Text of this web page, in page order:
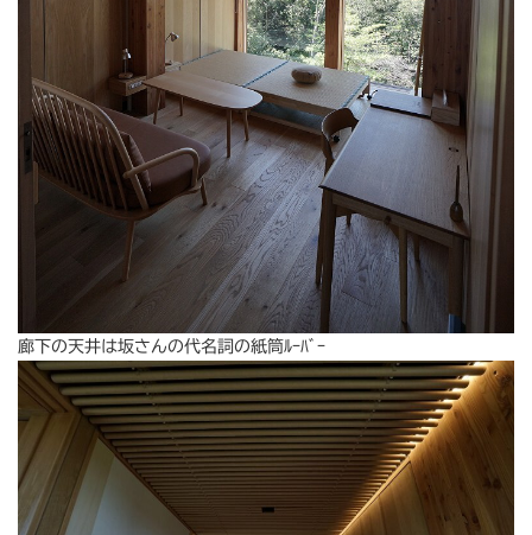
廊下の天井は坂さんの代名詞の紙筒ﾙｰﾊﾞｰ